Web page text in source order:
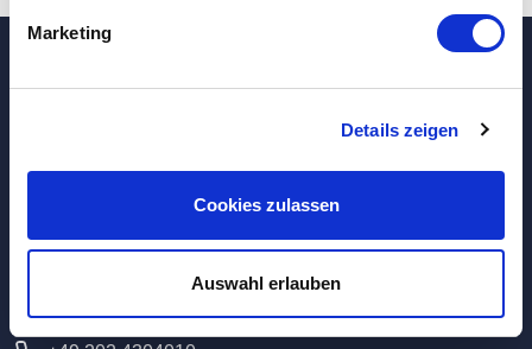
Marketing
Details zeigen
Cookies zulassen
Auswahl erlauben
Dolphin IT-Systeme e.K.
Clausewitzstr. 47A